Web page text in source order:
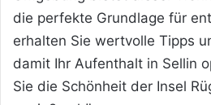
die perfekte Grundlage für
erhalten Sie wertvolle Tipps
damit Ihr Aufenthalt in Sellin
Sie die Schönheit der Insel